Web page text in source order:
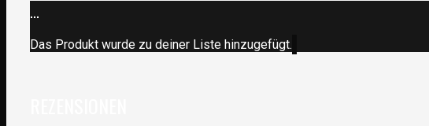
...
Das Produkt wurde zu deiner Liste hinzugefügt.